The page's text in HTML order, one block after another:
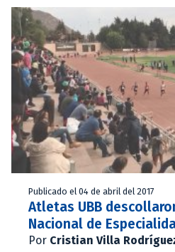
Publicado el 04 de abril del 2017
Atletas UBB
Nacional de
Por Cristian Villa